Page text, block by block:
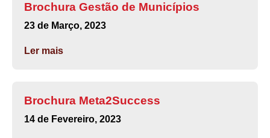
Brochura Gestão de Municípios
23 de Março, 2023
Ler mais
Brochura Meta2Success
14 de Fevereiro, 2023